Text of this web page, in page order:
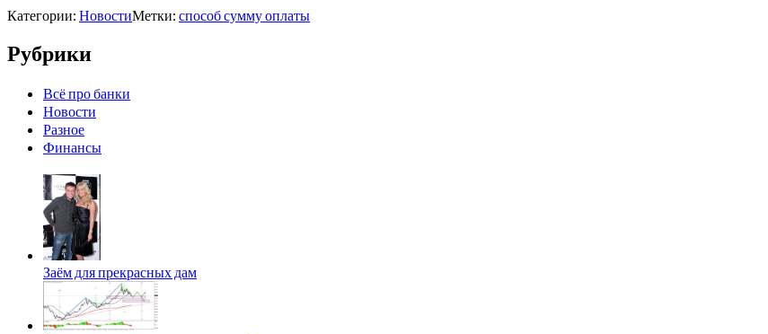
Категории: НовостиМетки: способ сумму оплаты
Рубрики
Всё про банки
Новости
Разное
Финансы
Заём для прекрасных дам